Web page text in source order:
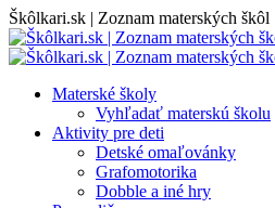
Skip
to
content
Škôlkari.sk | Zoznam materských škôl
Materské školy
Vyhľadať materskú školu
Aktivity pre deti
Detské omaľovánky
Grafomotorika
Dobble a iné hry